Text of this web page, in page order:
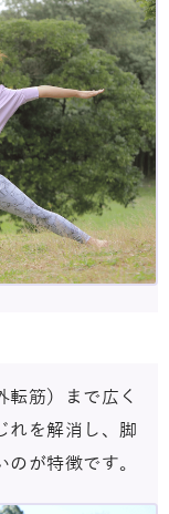
転筋）まで広く
を解消し、脚
が特徴です。